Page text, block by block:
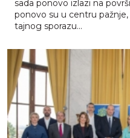
Godinama stara priča koja
ponovo su u centru
tajnog sporazu...